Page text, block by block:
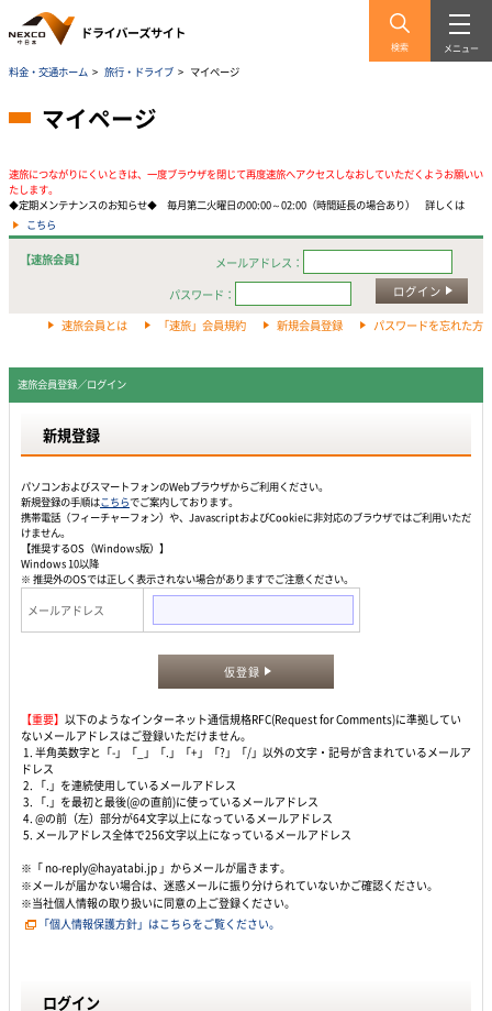
検索 メニュー
料金・交通ホーム > 旅行・ドライブ > マイページ
マイページ
速旅につながりにくいときは、一度ブラウザを閉じて再度速旅へアクセスしなおしていただくようお願いい
たします。
◆定期メンテナンスのお知らせ◆ 毎月第二火曜日の00:00～02:00（時間延長の場合あり） 詳しくは
こちら
【速旅会員】
メールアドレス：
パスワード：
ログイン
速旅会員とは 「速旅」会員規約 新規会員登録 パスワードを忘れた方
速旅会員登録／ログイン
新規登録
パソコンおよびスマートフォンのWebプラウザからご利用ください。
新規登録の手順はこちらでご案内しております。
携帯電話（フィーチャーフォン）や、JavascriptおよびCookieに非対応のブラウザではご利用いただ
けません。
【推奨するOS（Windows版）】
Windows 10以降
※ 推奨外のOSでは正しく表示されない場合がありますでご注意ください。
メールアドレス
仮登録
【重要】 以下のようなインターネット通信規格RFC(Request for Comments)に準拠してい
ないメールアドレスはご登録いただけません。
1. 半角英数字と「-」「_」「.」「+」「?」「/」以外の文字・記号が含まれているメールア
ドレス
2. 「.」を連続使用しているメールアドレス
3. 「.」を最初と最後(@の直前)に使っているメールアドレス
4. @の前（左）部分が64文字以上になっているメールアドレス
5. メールアドレス全体で256文字以上になっているメールアドレス
※「 no-reply@hayatabi.jp 」からメールが届きます。
※メールが届かない場合は、迷惑メールに振り分けられていないかご確認ください。
※当社個人情報の取り扱いに同意の上ご登録ください。
「個人情報保護方針」はこちらをご覧ください。
ログイン